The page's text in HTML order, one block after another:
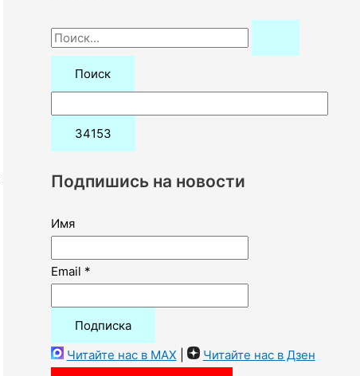
П
о
:
Подпишись на новости
Имя
Email *
Читайте нас в MAX Читайте нас в Дзен